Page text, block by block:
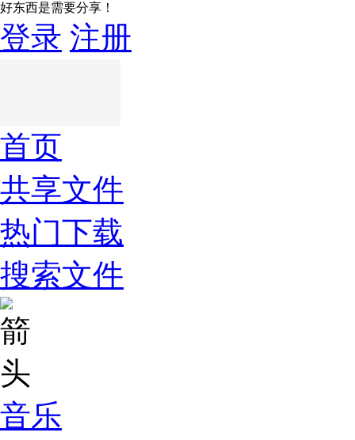
好东西是需要分享！
登录 注册
首页
共享文件
热门下载
搜索文件
音乐